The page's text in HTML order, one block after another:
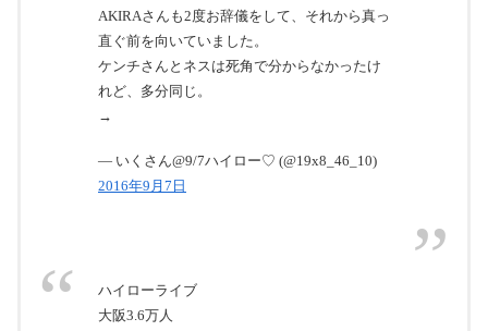
AKIRAさんも2度お辞儀をして、それから真っ
直ぐ前を向いていました。
ケンチさんとネスは死角で分からなかったけ
れど、多分同じ。
→
— いくさん@9/7ハイロー♡ (@19x8_46_10)
2016年9月7日
ハイローライブ
大阪3.6万人